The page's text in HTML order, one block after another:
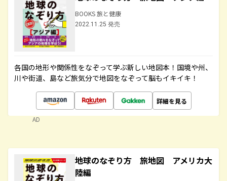
BOOKS 旅と健康
2022.11.25 発売
各国の地形や関係性をなぞって学ぶ新しい地図本！国境や州、
川や街道、島など旅気分で地図をなぞって脳もイキイキ！
詳細を見る
AD
地球のなぞり方 旅地図 アメリカ大
陸編